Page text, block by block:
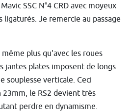
SSC N°4 CRD avec moyeux
ligaturés. Je remercie au passage
plus qu'avec les roues
jantes plates imposent de longs
souplesse verticale. Ceci
23mm, le RS2 devient très
perdre en dynamisme.